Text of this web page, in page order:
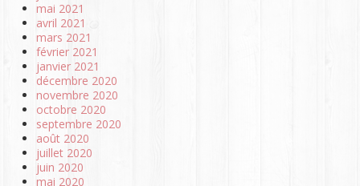
mai 2021
avril 2021
mars 2021
février 2021
janvier 2021
décembre 2020
novembre 2020
octobre 2020
septembre 2020
août 2020
juillet 2020
juin 2020
mai 2020